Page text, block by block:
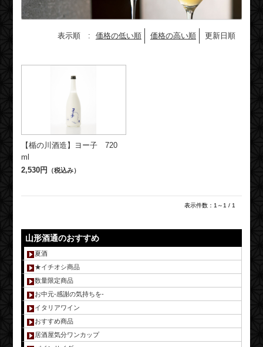
表示順 : 価格の低い順 価格の高い順 更新日順
【楯の川酒造】ヨー子 720
ml
2,530円 （税込み）
表示件数：1～1 / 1
山形酒通のおすすめ
夏酒
★イチオシ商品
数量限定商品
お中元-感謝の気持ちを-
イタリアワイン
おすすめ商品
居酒屋気分ワンカップ